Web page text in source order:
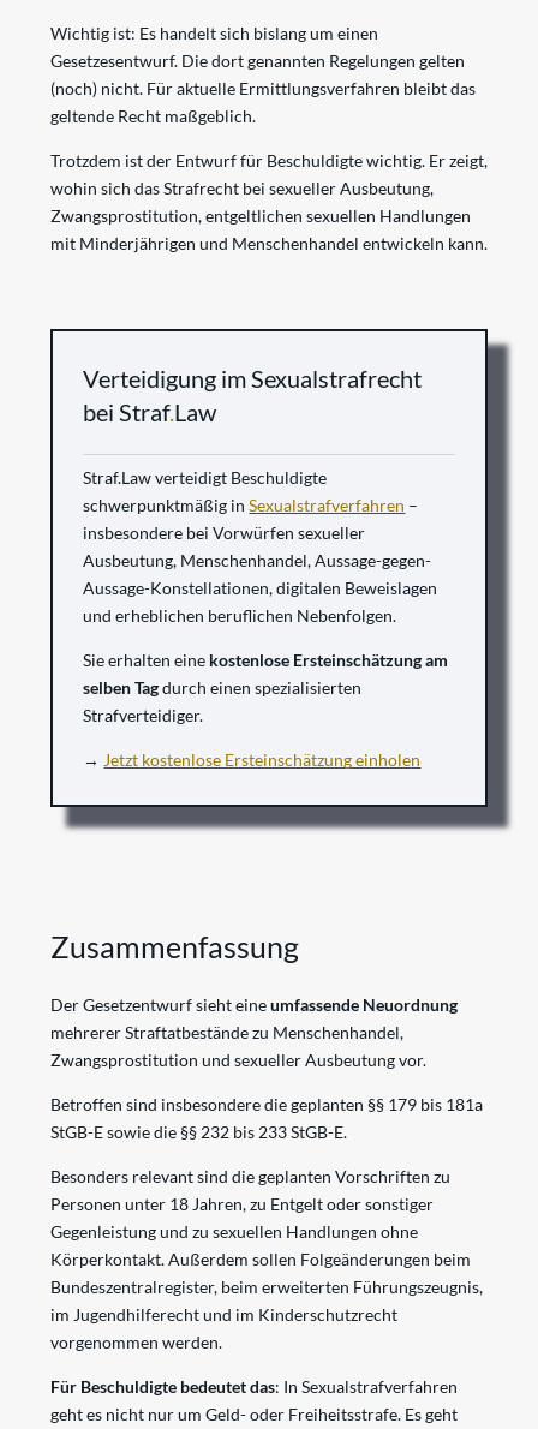
Wichtig ist: Es handelt sich bislang um einen
Gesetzesentwurf. Die dort genannten Regelungen gelten
(noch) nicht. Für aktuelle Ermittlungsverfahren bleibt das
geltende Recht maßgeblich.
Trotzdem ist der Entwurf für Beschuldigte wichtig. Er zeigt,
wohin sich das Strafrecht bei sexueller Ausbeutung,
Zwangsprostitution, entgeltlichen sexuellen Handlungen
mit Minderjährigen und Menschenhandel entwickeln kann.
Verteidigung im Sexualstrafrecht
bei Straf.Law
Straf.Law verteidigt Beschuldigte
schwerpunktmäßig inSexualstrafverfahren –
insbesondere bei Vorwürfen sexueller
Ausbeutung, Menschenhandel, Aussage-gegen-
Aussage-Konstellationen, digitalen Beweislagen
und erheblichen beruflichen Nebenfolgen.
Sie erhalten eine kostenlose Ersteinschätzung am
selben Tagdurch einen spezialisierten
Strafverteidiger.
→ Jetzt kostenlose Ersteinschätzung einholen
Zusammenfassung
Der Gesetzentwurf sieht eineumfassende Neuordnung
mehrerer Straftatbestände zu Menschenhandel,
Zwangsprostitution und sexueller Ausbeutung vor.
Betroffen sind insbesondere die geplanten §§ 179 bis 181a
StGB-E sowie die §§ 232 bis 233 StGB-E.
Besonders relevant sind die geplanten Vorschriften zu
Personen unter 18 Jahren, zu Entgelt oder sonstiger
Gegenleistung und zu sexuellen Handlungen ohne
Körperkontakt. Außerdem sollen Folgeänderungen beim
Bundeszentralregister, beim erweiterten Führungszeugnis,
im Jugendhilferecht und im Kinderschutzrecht
vorgenommen werden.
Für Beschuldigte bedeutet das: In Sexualstrafverfahren
geht es nicht nur um Geld- oder Freiheitsstrafe. Es geht